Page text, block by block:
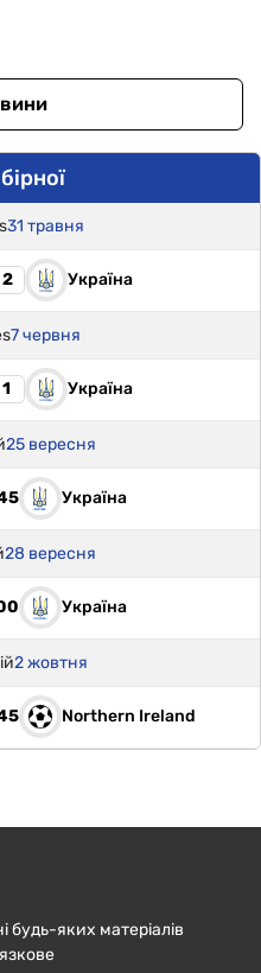
31 травня
Україна
7 червня
Україна
25 вересня
Україна
28 вересня
Україна
2 жовтня
Northern Ireland
будь-яких матеріалів